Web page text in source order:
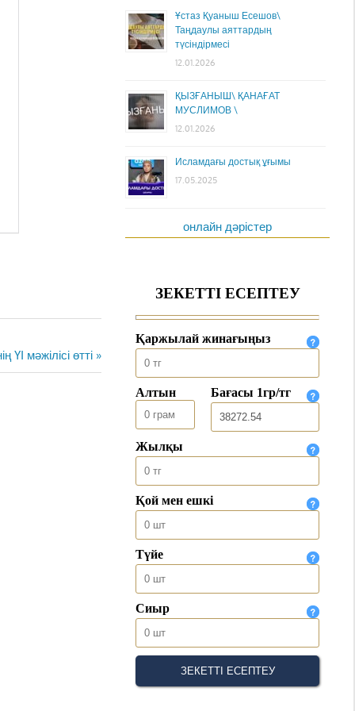
мәжілісі өтті
Ұстаз Қуаныш Есешов\
Таңдаулы аяттардың
түсіндірмесі
12.01.2026
ҚЫЗҒАНЫШ\ ҚАНАҒАТ
МУСЛИМОВ \
12.01.2026
Исламдағы достық ұғымы
17.05.2025
онлайн дәрістер